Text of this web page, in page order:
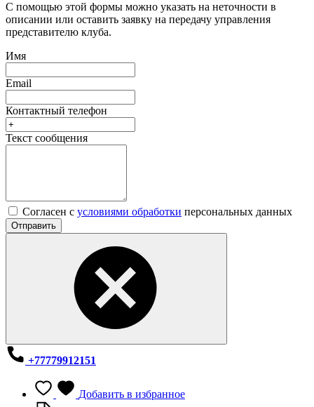
С помощью этой формы можно указать на неточности в
описании или оставить заявку на передачу управления
представителю клуба.
Имя
Email
Контактный телефон
Текст сообщения
Согласен с условиями обработки персональных данных
Отправить
+77779912151
Добавить в избранное